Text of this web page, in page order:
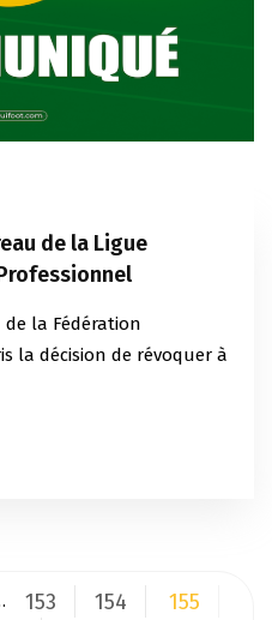
de la Ligue
la Fédération
la décision de révoquer à
153 154
155